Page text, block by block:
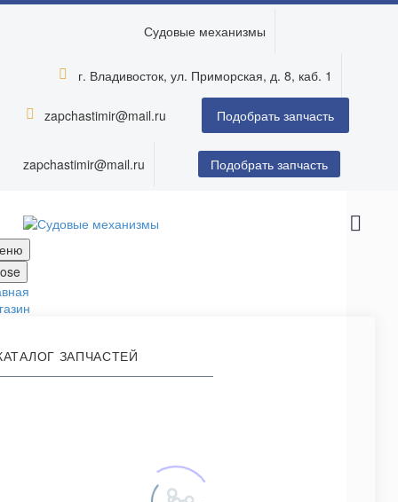
Судовые механизмы

 г. Владивосток, ул. Приморская, д. 8, каб. 1

 zapchastimir@mail.ru Подобрать запчасть
zapchastimir@mail.ru Подобрать запчасть
ЗАПЧАСТЕЙ
4154 запчастей